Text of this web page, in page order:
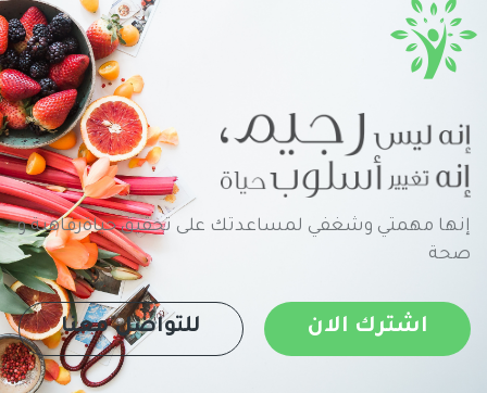
إنها مهمتي وشغفي لمساعدتك على تحقيق حياةرفاهية و
صحة
اشترك الان للتواصل معنا